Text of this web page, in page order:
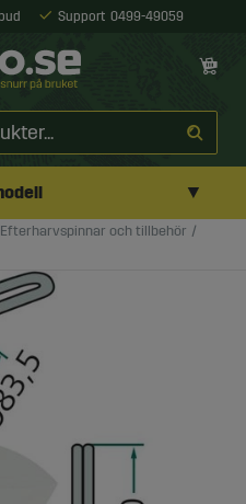
Support 0499-49059
▼
Efterharvspinnar och tillbehör